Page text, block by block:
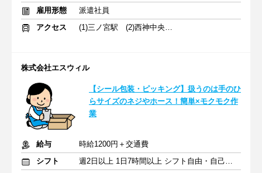
雇用形態
派遣社員
アクセス
(1)三ノ宮駅 (2)西神中央駅 (3)みなとじま駅
株式会社エスウィル
【シール包装・ピッキング】扱うのは手のひ
らサイズのネジやホース！簡単×モクモク作
業
給与
時給1200円＋交通費
シフト
週2日以上 1日7時間以上 シフト自由・自己申告